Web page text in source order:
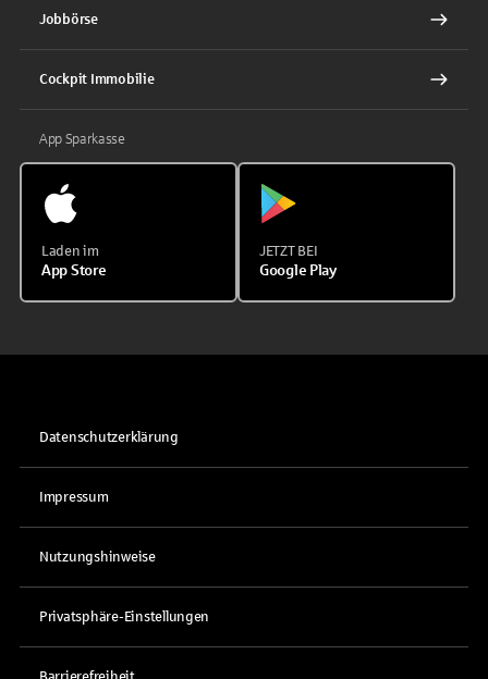
Jobbörse
Cockpit Immobilie
App Sparkasse
Laden im
App Store
JETZT BEI
Google Play
Datenschutzerklärung
Impressum
Nutzungshinweise
Privatsphäre-Einstellungen